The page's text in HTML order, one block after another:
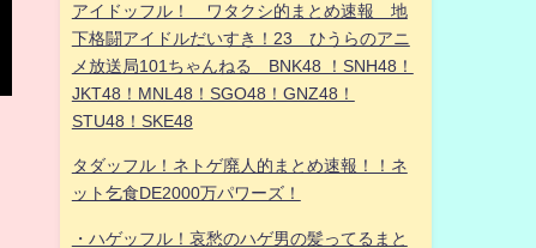
アイドッフル！ ワタクシ的まとめ速報 地
下格闘アイドルだいすき！23 ひうらのアニ
メ放送局101ちゃんねる BNK48 ！SNH48！
JKT48！MNL48！SGO48！GNZ48！
STU48！SKE48
タダッフル！ネトゲ廃人的まとめ速報！！ネ
ット乞食DE2000万パワーズ！
・ハゲッフル！哀愁のハゲ男の髪ってるまと